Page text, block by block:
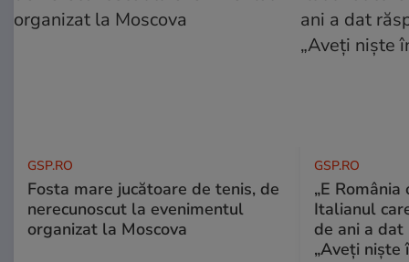
GSP.RO
Fosta mare jucătoare de tenis, de
nerecunoscut la evenimentul
organizat la Moscova
GSP.RO
„E
Italianul
de ani a
„Aveți niște